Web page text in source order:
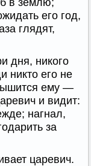
в землю;
его год,
глядят,
дня, никого
никто его не
ему —
и видит:
нагнал,
за
царевич.